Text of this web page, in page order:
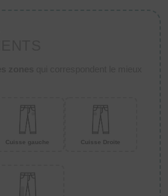
Cuisse gauche Cuisse Droite